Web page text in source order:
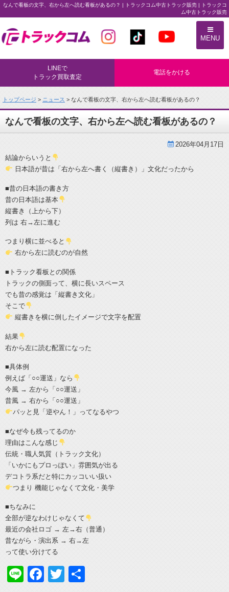
なんで看板の文字、右から左へ読む看板があるの？ | トラックコム中古トラック販売 | トラックコ
ム中古トラック販売
トラックコム中古トラック販売
MENU
LINEで
トラック買取査定
電話をかける
トップページ > ニュース > なんで看板の文字、右から左へ読む看板があるの？
なんで看板の文字、右から左へ読む看板があるの？
2026年04月17日
結論からいうと
日本語が昔は「右から左へ書く（縦書き）」文化だったから
■昔の日本語の書き方
昔の日本語は基本
縦書き（上から下）
列は 右→左に進む
つまり横に並べると
右から左に読むのが自然
■トラック看板との関係
トラックの側面って、横に長いスペース
でも昔の感覚は「縦書き文化」
そこで
縦書きを横に倒したイメージで文字を配置
結果
右から左に読む配置になった
■具体例
例えば「○○運送」なら
今風 → 左から「○○運送」
昔風 → 右から「○○運送」
パッと見「逆やん！」ってなるやつ
■なぜ今も残ってるのか
理由はこんな感じ
伝統・職人気質（トラック文化）
「いかにもプロっぽい」雰囲気が出る
デコトラ系だと特にカッコいい扱い
つまり 機能じゃなくて文化・美学
■ちなみに
全部が逆なわけじゃなくて
最近の会社ロゴ → 左→右（普通）
昔ながら・演出系 → 右→左
って使い分けてる
LineFacebook
Twitter